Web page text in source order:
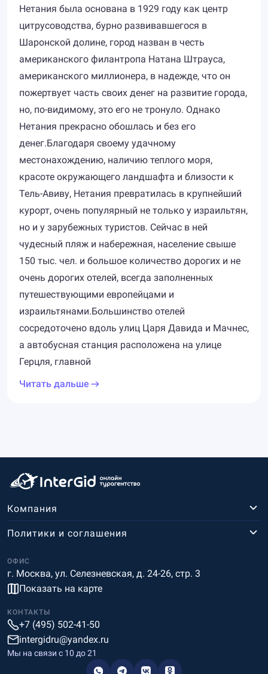
Нетания была основана в 1929 году как центр
цитрусоводства, бурно развивавшегося в
Шаронской долине, город назван в честь
американского филантропа Натана Штрауса,
американского миллионера, в надежде, что он
пожертвует часть своих денег на развитие города,
но, по-видимому, это его не тронуло. Однако
Нетания прекрасно обошлась и без его
денег.Благодаря своему удачному
местонахождению, наличию теплого моря,
красоте окружающего ландшафта и близости к
Тель-Авиву, Нетания превратилась в крупнейший
курорт, очень популярный не только у израильтян,
но и у зарубежных туристов. Сейчас в ней
чудесный пляж и набережная, население свыше
150 тыс. чел. и большое количество дорогих и не
очень дорогих отелей, всегда заполненных
путешествующими европейцами и
израильтянами.Большинство отелей
сосредоточено вдоль улиц Царя Давида и Мачнес,
а автобусная станция расположена на улице
Герцля, главной
Читать дальше
Компания
ОФИС
г. Москва, ул. Селезневская, д. 24-26, стр. 3
Показать на карте
Политики и соглашения
КОНТАКТЫ
+7 (495) 502-41-50
intergidru@yandex.ru
Мы на связи c 10 до 21